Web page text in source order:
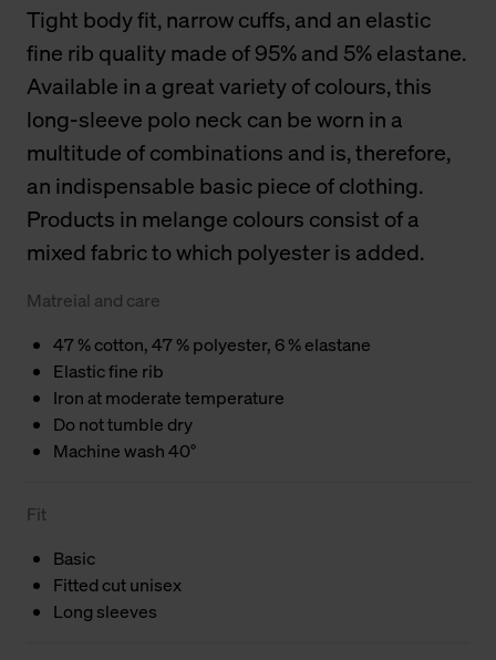
Tight body fit, narrow cuffs, and an elastic
fine rib quality made of 95% and 5% elastane.
Available in a great variety of colours, this
long-sleeve polo neck can be worn in a
multitude of combinations and is, therefore,
an indispensable basic piece of clothing.
Products in melange colours consist of a
mixed fabric to which polyester is added.
Matreial and care
47 % cotton, 47 % polyester, 6 % elastane
Elastic fine rib
Iron at moderate temperature
Do not tumble dry
Machine wash 40°
Fit
Basic
Fitted cut unisex
Long sleeves